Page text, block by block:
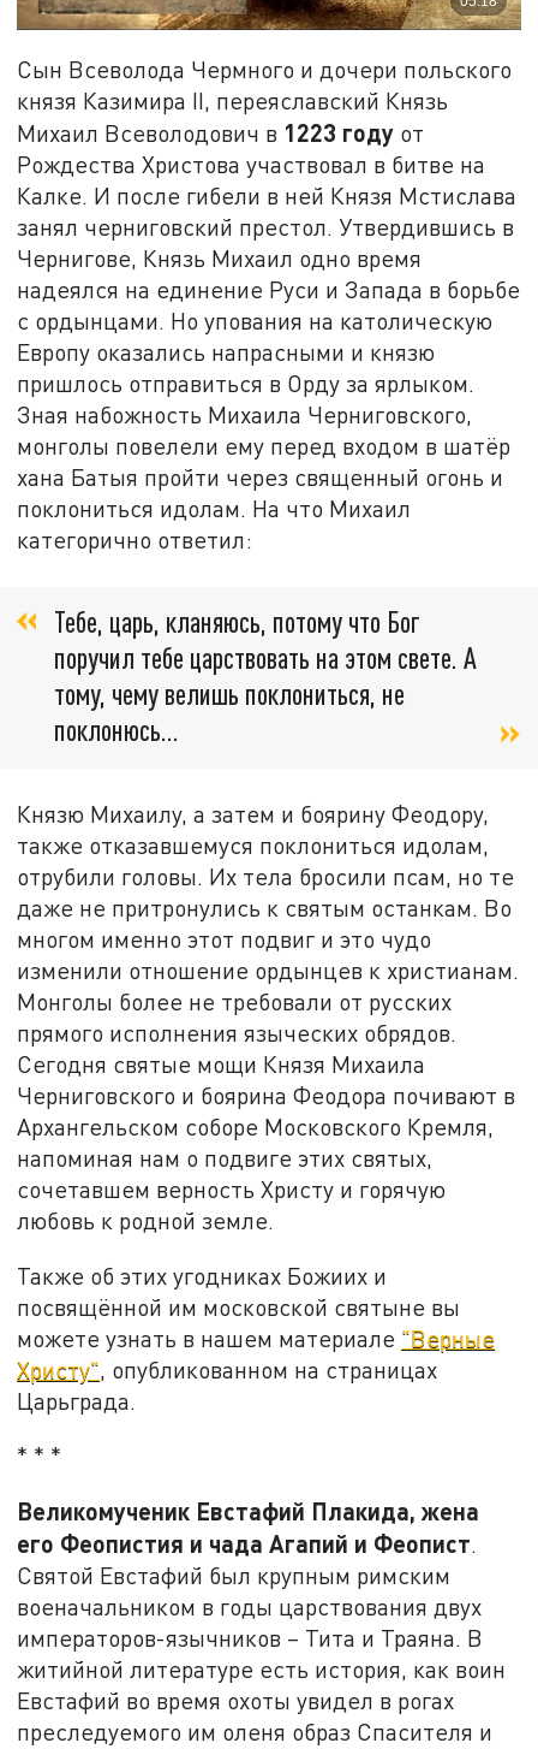
Сын Всеволода Чермного и дочери польского
князя Казимира II, переяславский Князь
Михаил Всеволодович в 1223 году от
Рождества Христова участвовал в битве на
Калке. И после гибели в ней Князя Мстислава
занял черниговский престол. Утвердившись в
Чернигове, Князь Михаил одно время
надеялся на единение Руси и Запада в борьбе
с ордынцами. Но упования на католическую
Европу оказались напрасными и князю
пришлось отправиться в Орду за ярлыком.
Зная набожность Михаила Черниговского,
монголы повелели ему перед входом в шатёр
хана Батыя пройти через священный огонь и
поклониться идолам. На что Михаил
категорично ответил:
Тебе, царь, кланяюсь, потому что Бог
поручил тебе царствовать на этом свете. А
тому, чему велишь поклониться, не
поклонюсь...
Князю Михаилу, а затем и боярину Феодору,
также отказавшемуся поклониться идолам,
отрубили головы. Их тела бросили псам, но те
даже не притронулись к святым останкам. Во
многом именно этот подвиг и это чудо
изменили отношение ордынцев к христианам.
Монголы более не требовали от русских
прямого исполнения языческих обрядов.
Сегодня святые мощи Князя Михаила
Черниговского и боярина Феодора почивают в
Архангельском соборе Московского Кремля,
напоминая нам о подвиге этих святых,
сочетавшем верность Христу и горячую
любовь к родной земле.
Также об этих угодниках Божиих и
посвящённой им московской святыне вы
можете узнать в нашем материале "Верные
Христу" , опубликованном на страницах
Царьграда.
* * *
Великомученик Евстафий Плакида, жена
его Феопистия и чада Агапий и Феопист.
Святой Евстафий был крупным римским
военачальником в годы царствования двух
императоров-язычников – Тита и Траяна. В
житийной литературе есть история, как воин
Евстафий во время охоты увидел в рогах
преследуемого им оленя образ Спасителя и